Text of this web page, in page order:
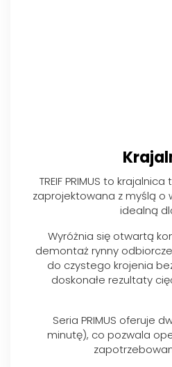
TREIF PRIMUS to
zaprojektowana z myślą o
idealną
Wyróżnia się otwartą
demontaż rynny
do czystego krojenia
doskonałe rezultaty
Seria PRIMUS oferuje
minutę), co pozwala